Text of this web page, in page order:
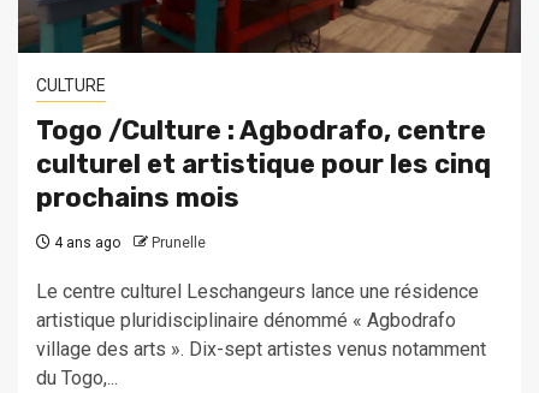
CULTURE
Togo /Culture : Agbodrafo, centre
culturel et artistique pour les cinq
prochains mois
4 ans ago Prunelle
Le centre culturel Leschangeurs lance une résidence
artistique pluridisciplinaire dénommé « Agbodrafo
village des arts ». Dix-sept artistes venus notamment
du Togo,...